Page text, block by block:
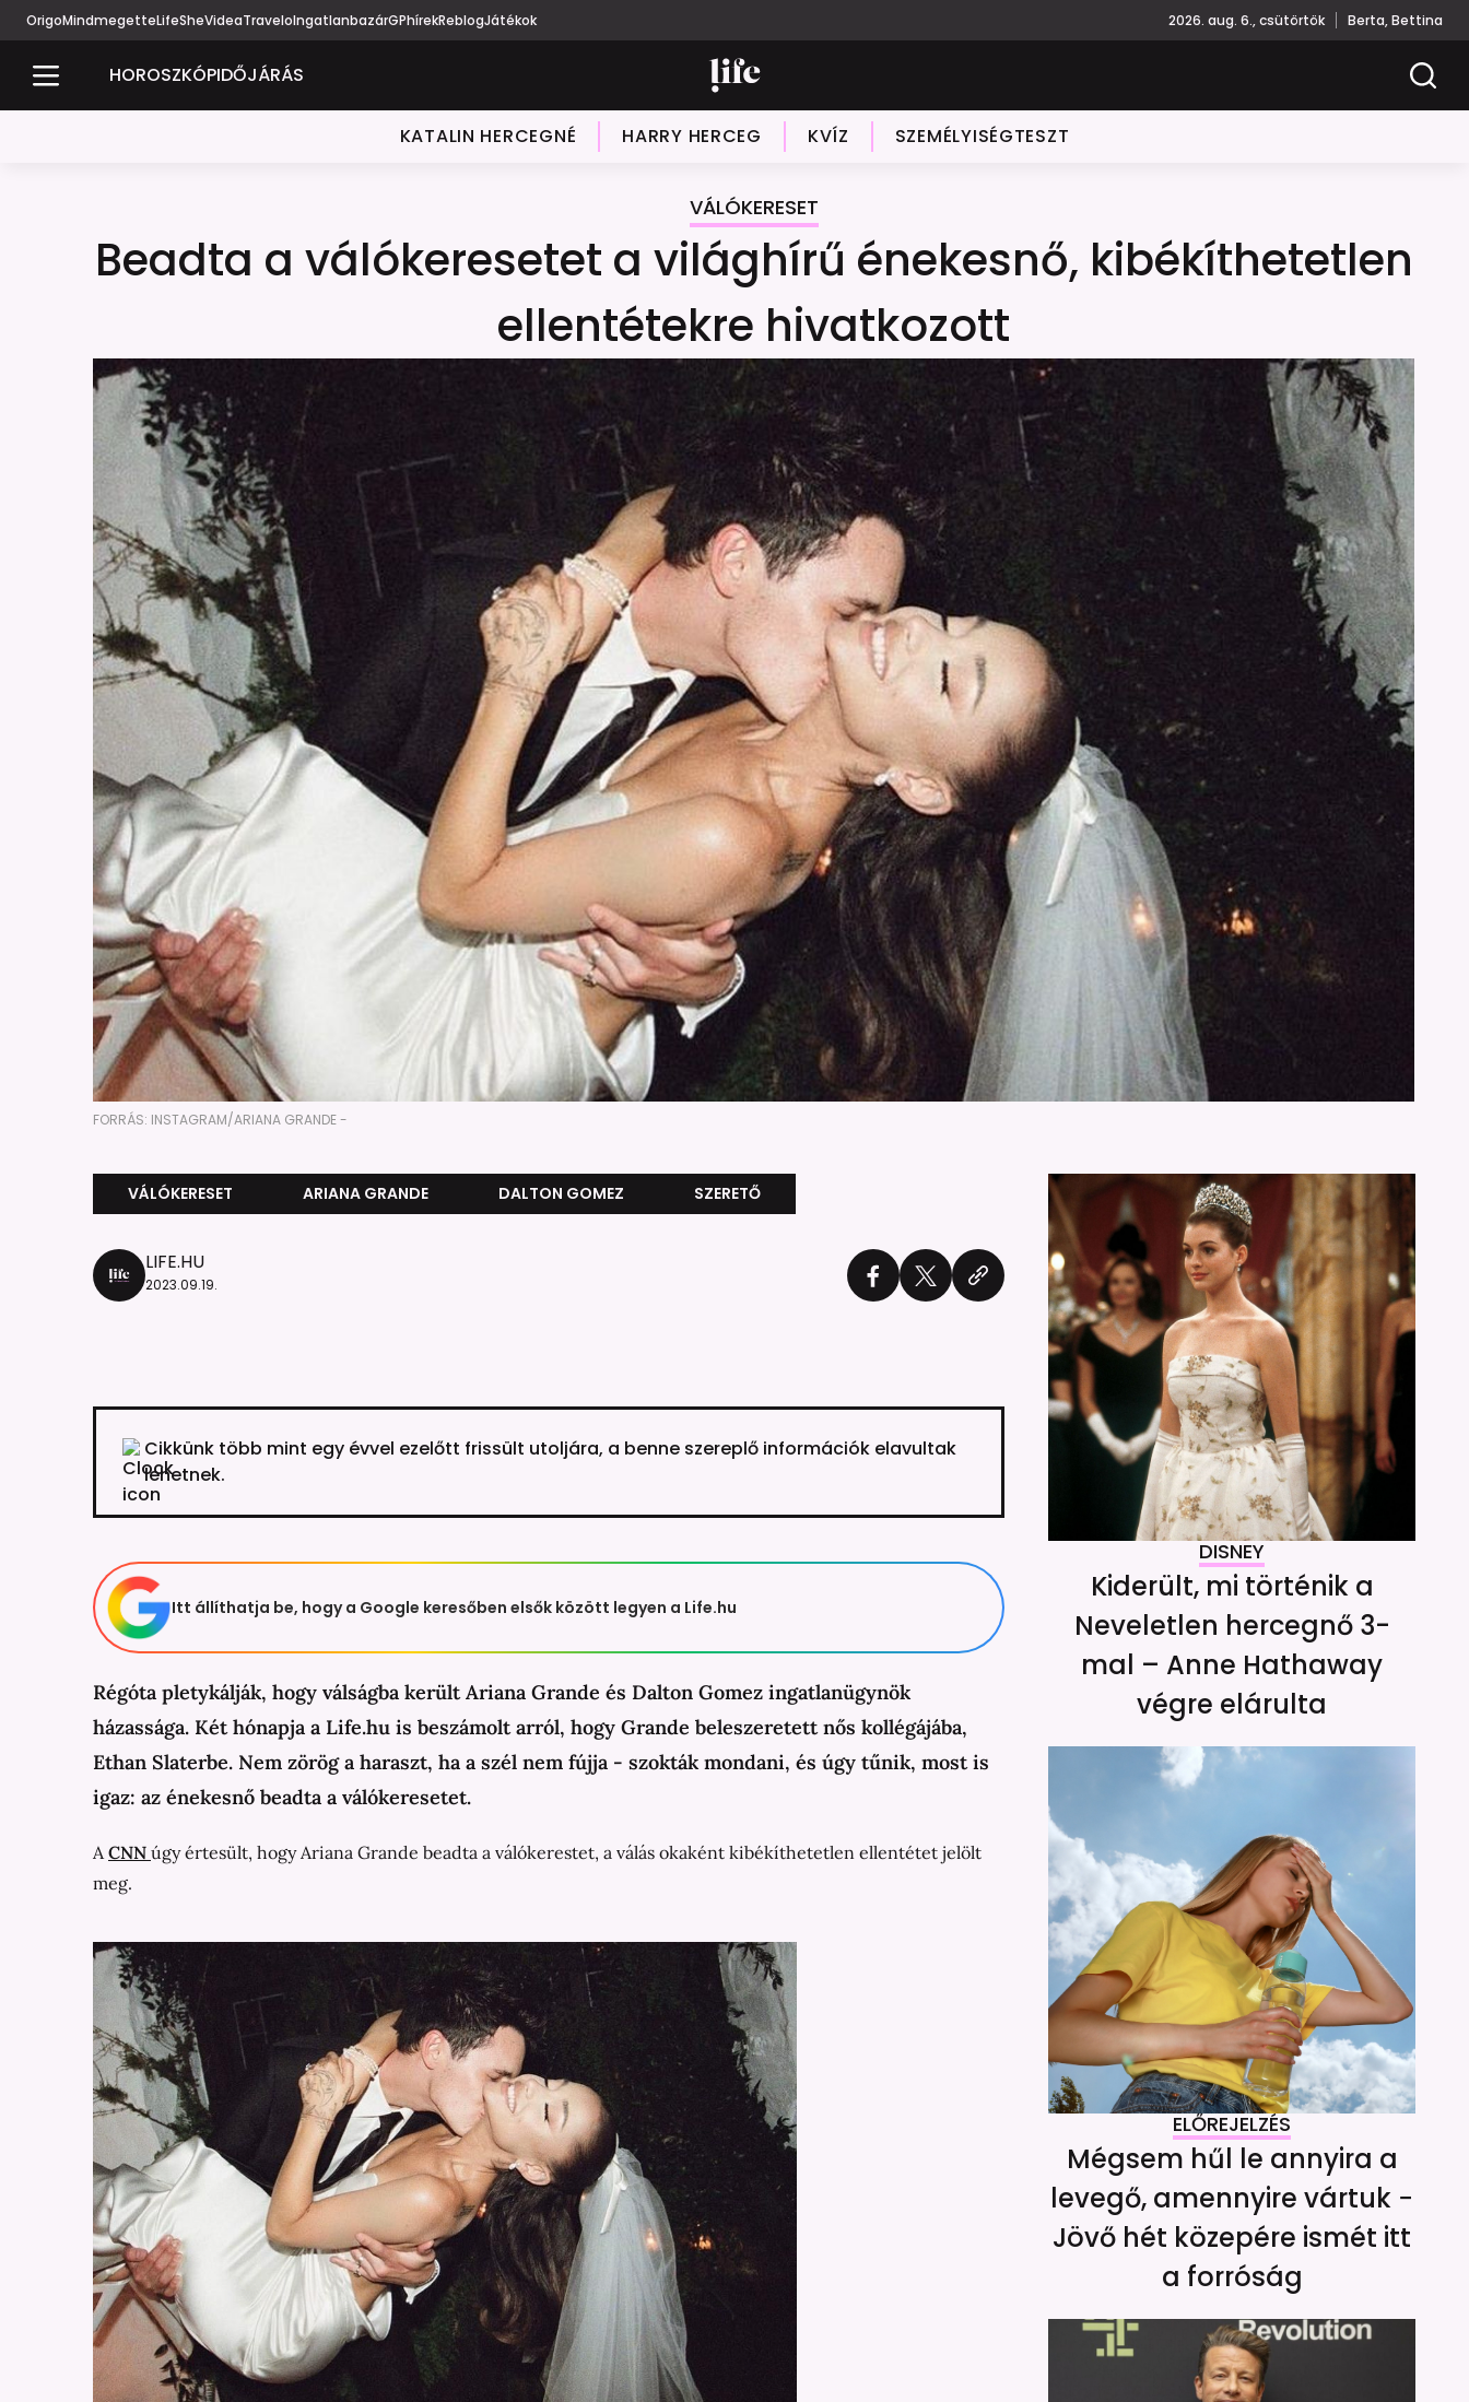
OrigoMindmegetteLifeSheVideaTraveloIngatlanbazárGPhírekReblogJátékok 2026. aug. 6., csütörtök Berta, Bettina
HOROSZKÓPIDŐJÁRÁS
KATALIN HERCEGNÉ HARRY HERCEG KVÍZ SZEMÉLYISÉGTESZT
VÁLÓKERESET
Beadta a válókeresetet a világhírű énekesnő, kibékíthetetlen
ellentétekre hivatkozott
FORRÁS: INSTAGRAM/ARIANA GRANDE -
VÁLÓKERESET ARIANA GRANDE DALTON GOMEZ SZERETŐ
LIFE.HU
2023.09.19.
Cikkünk több mint egy évvel ezelőtt frissült utoljára, a benne szereplő információk elavultak
lehetnek.
Itt állíthatja be, hogy a Google keresőben elsők között legyen a Life.hu
Régóta pletykálják, hogy válságba került Ariana Grande és Dalton Gomez ingatlanügynök
házassága. Két hónapja a Life.hu is beszámolt arról, hogy Grande beleszeretett nős kollégájába,
Ethan Slaterbe. Nem zörög a haraszt, ha a szél nem fújja - szokták mondani, és úgy tűnik, most is
igaz: az énekesnő beadta a válókeresetet.
ACNN úgy értesült, hogy Ariana Grande beadta a válókerestet, a válás okaként kibékíthetetlen ellentétet jelölt
meg.
DISNEY
Kiderült, mi történik a
Neveletlen hercegnő 3-
mal – Anne Hathaway
végre elárulta
ELŐREJELZÉS
Mégsem hűl le annyira a
levegő, amennyire vártuk −
Jövő hét közepére ismét itt
a forróság